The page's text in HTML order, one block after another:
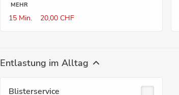
MEHR
15 Min. 20,00 CHF
Entlastung im Alltag
Blister­service